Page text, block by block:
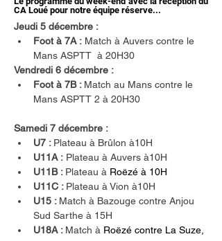
CA Loué pour notre équipe réserve...
Jeudi 5 décembre :
Foot à 7A : Match à Auvers contre le
Mans ASPTT  à 20H30
Vendredi 6 décembre :
Foot à 7B : Match au Mans contre le
Mans ASPTT 2 à 20H30
Samedi 7 décembre :
U7 : Plateau à Brûlon à10H
U11A : Plateau à Auvers à10H
U11B : Plateau à Roëzé à 10H
U11C : Plateau à Vion à10H
U15 : Match à Bazouge contre Anjou
Sud Sarthe à 15H
U18A : Match à Roëzé contre La Suze,